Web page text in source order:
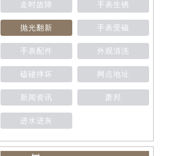
走时故障 手表生锈
抛光翻新 手表受磁
手表配件 外观清洗
磕碰摔坏 网点地址
新闻资讯 萧邦
进水进灰